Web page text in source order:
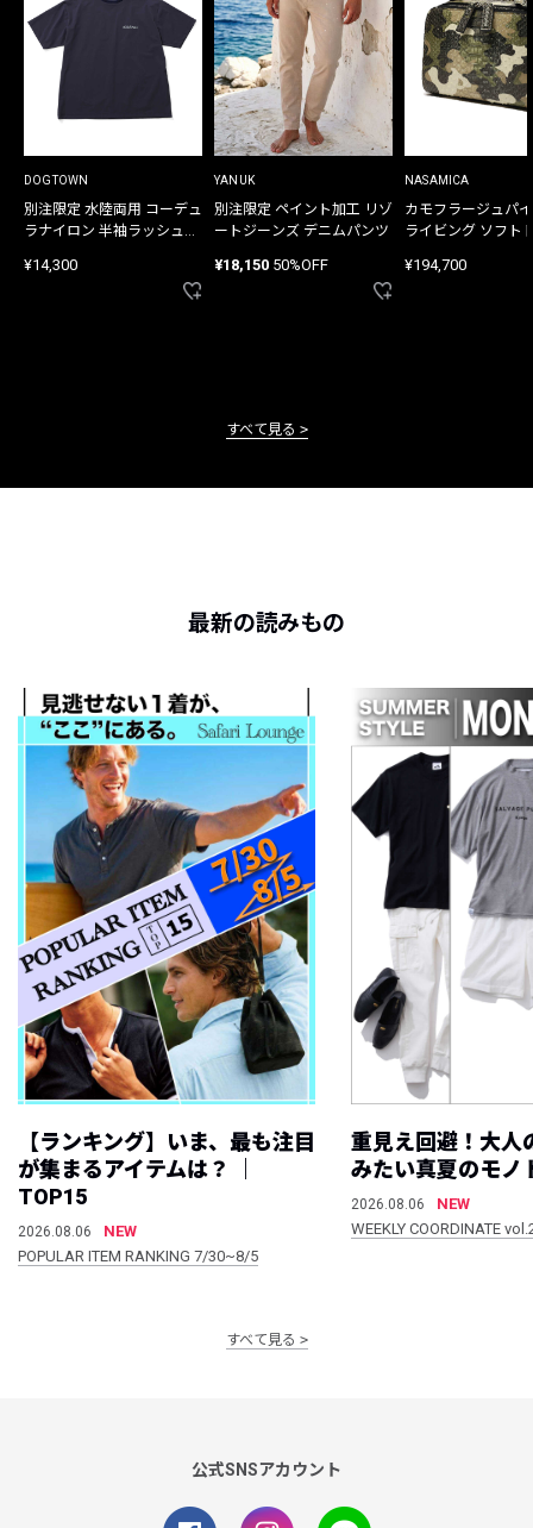
DOGTOWN
別注限定 水陸両用 コーデュ
ラナイロン 半袖ラッシュガ
¥14,300
YANUK
別注限定 ペイント加工 リゾ
ートジーンズ デニムパンツ
¥18,150 50%OFF
NASAMICA
カモフラージュパ
ライビング ソフト
¥194,700
すべて見る
最新の読みもの
【ランキング】いま、最も注目
が集まるアイテムは？ ｜
TOP15
2026.08.06
NEW
POPULAR ITEM RANKING 7/30~8/5
重見え回避！大人
みたい真夏のモノ
2026.08.06
NEW
WEEKLY COORDINATE
すべて見る
公式SNSアカウント